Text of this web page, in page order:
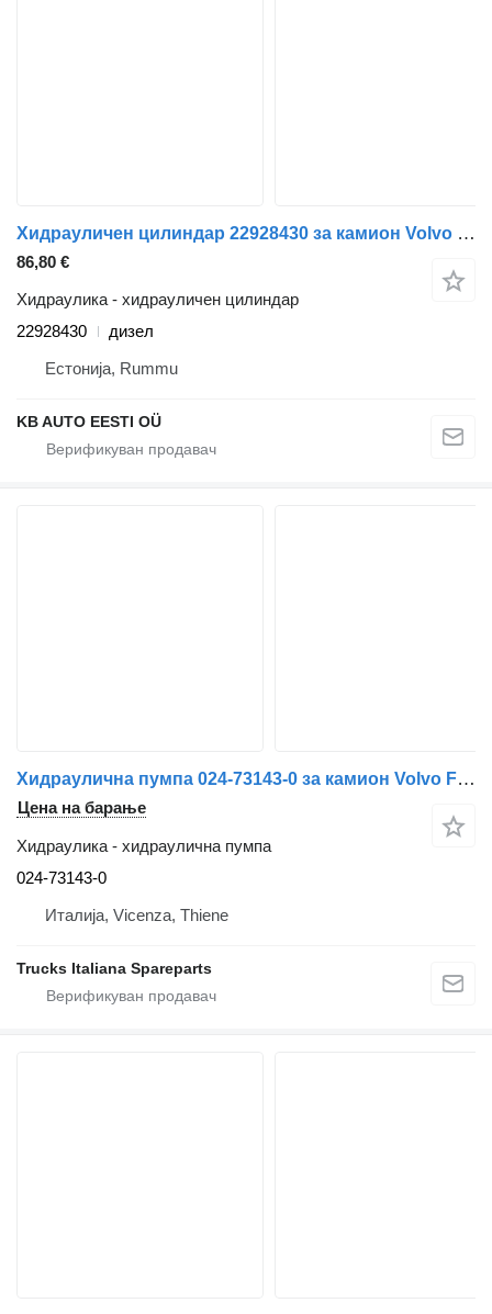
Хидрауличен цилиндар 22928430 за камион Volvo FM7-FM12, FM, FMX (1998-2014)
86,80 €
Хидраулика - хидрауличен цилиндар
22928430
дизел
Естонија, Rummu
KB AUTO EESTI OÜ
Хидраулична пумпа 024-73143-0 за камион Volvo FM 7
Цена на барање
Хидраулика - хидраулична пумпа
024-73143-0
Италија, Vicenza, Thiene
Trucks Italiana Spareparts